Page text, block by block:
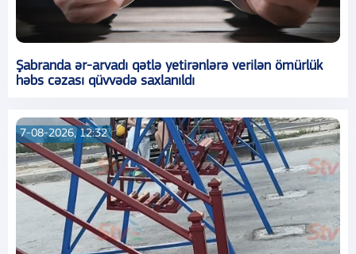
Şabranda ər-arvadı qətlə yetirənlərə verilən ömürlük
həbs cəzası qüvvədə saxlanıldı
7-08-2026, 12:32